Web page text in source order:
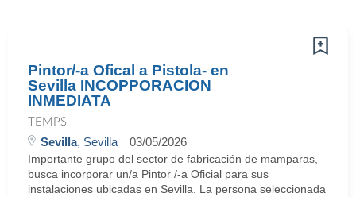
Pintor/-a Ofical a Pistola- en
Sevilla INCOPPORACION
INMEDIATA
TEMPS
Sevilla, Sevilla 03/05/2026
Importante grupo del sector de fabricación de mamparas,
busca incorporar un/a Pintor /-a Oficial para sus
instalaciones ubicadas en Sevilla. La persona seleccionada